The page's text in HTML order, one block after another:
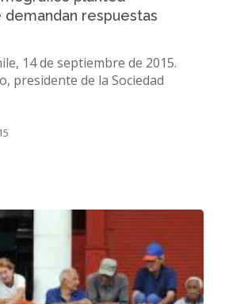
demandan respuestas
14 de septiembre de 2015.
presidente de la Sociedad